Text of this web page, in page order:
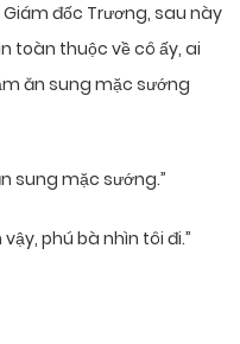
đốc Trương, sau này
toàn thuộc về cô ấy, ai
ăn sung mặc sướng
sung mặc sướng.”
phú bà nhìn tôi đi.”